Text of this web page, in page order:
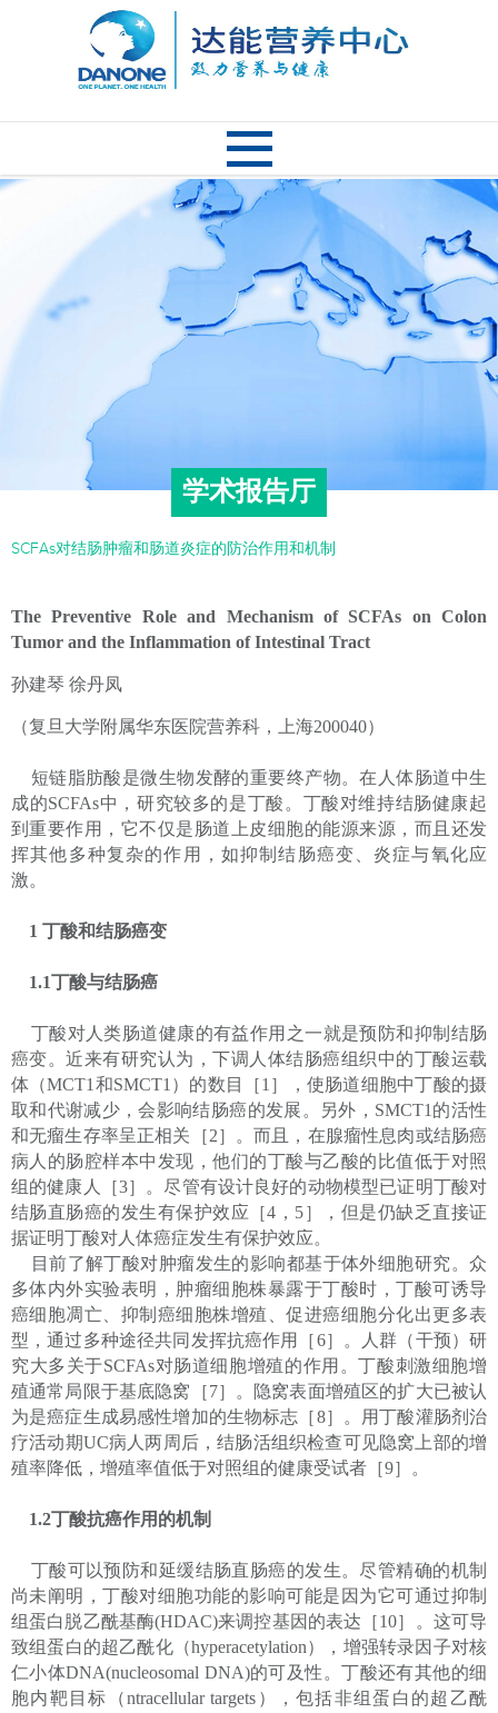
学术报告厅
SCFAs对结肠肿瘤和肠道炎症的防治作用和机制
The Preventive Role and Mechanism of SCFAs on Colon
Tumor and the Inflammation of Intestinal Tract
孙建琴 徐丹凤
（复旦大学附属华东医院营养科，上海200040）
短链脂肪酸是微生物发酵的重要终产物。在人体肠道中生
成的SCFAs中，研究较多的是丁酸。丁酸对维持结肠健康起
到重要作用，它不仅是肠道上皮细胞的能源来源，而且还发
挥其他多种复杂的作用，如抑制结肠癌变、炎症与氧化应
激。
1 丁酸和结肠癌变
1.1丁酸与结肠癌
丁酸对人类肠道健康的有益作用之一就是预防和抑制结肠
癌变。近来有研究认为，下调人体结肠癌组织中的丁酸运载
体（MCT1和SMCT1）的数目［1］，使肠道细胞中丁酸的摄
取和代谢减少，会影响结肠癌的发展。另外，SMCT1的活性
和无瘤生存率呈正相关［2］。而且，在腺瘤性息肉或结肠癌
病人的肠腔样本中发现，他们的丁酸与乙酸的比值低于对照
组的健康人［3］。尽管有设计良好的动物模型已证明丁酸对
结肠直肠癌的发生有保护效应［4，5］，但是仍缺乏直接证
据证明丁酸对人体癌症发生有保护效应。
目前了解丁酸对肿瘤发生的影响都基于体外细胞研究。众
多体内外实验表明，肿瘤细胞株暴露于丁酸时，丁酸可诱导
癌细胞凋亡、抑制癌细胞株增殖、促进癌细胞分化出更多表
型，通过多种途径共同发挥抗癌作用［6］。人群（干预）研
究大多关于SCFAs对肠道细胞增殖的作用。丁酸刺激细胞增
殖通常局限于基底隐窝［7］。隐窝表面增殖区的扩大已被认
为是癌症生成易感性增加的生物标志［8］。用丁酸灌肠剂治
疗活动期UC病人两周后，结肠活组织检查可见隐窝上部的增
殖率降低，增殖率值低于对照组的健康受试者［9］。
1.2丁酸抗癌作用的机制
丁酸可以预防和延缓结肠直肠癌的发生。尽管精确的机制
尚未阐明，丁酸对细胞功能的影响可能是因为它可通过抑制
组蛋白脱乙酰基酶(HDAC)来调控基因的表达［10］。这可导
致组蛋白的超乙酰化（hyperacetylation），增强转录因子对核
仁小体DNA(nucleosomal DNA)的可及性。丁酸还有其他的细
胞内靶目标（ntracellular targets），包括非组蛋白的超乙酰